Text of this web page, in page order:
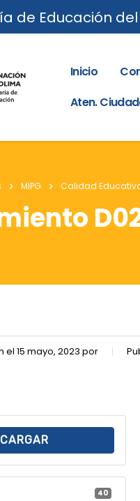
de Educación
Inicio
Aten.
MIPG Calidad
15 mayo, 2023 por
40